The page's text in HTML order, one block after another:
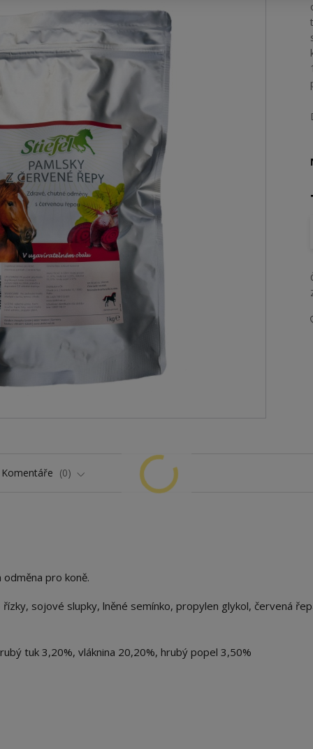
Komentáře 0
pro koně.
sojové slupky, lněné semínko, propylen glykol, červená
tuk 3,20%, vláknina 20,20%, hrubý popel 3,50%